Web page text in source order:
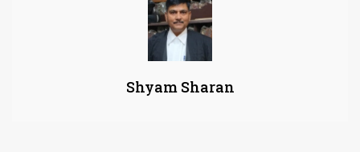
के
बाद
पर
हाजिर
Shyam Sharan